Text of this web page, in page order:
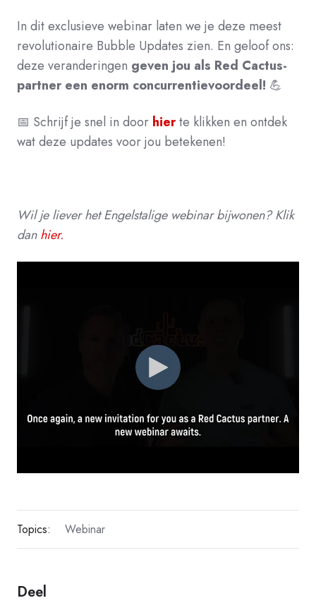
In dit exclusieve webinar laten we je deze meest
revolutionaire Bubble Updates zien. En geloof ons:
deze veranderingen geven jou als Red Cactus-
partner een enorm concurrentievoordeel! 💪
📅 Schrijf je snel in door hierte klikken en ontdek
wat deze updates voor jou betekenen!
Wil je liever het Engelstalige webinar bijwonen? Klik
danhier.
Topics: Webinar
Deel